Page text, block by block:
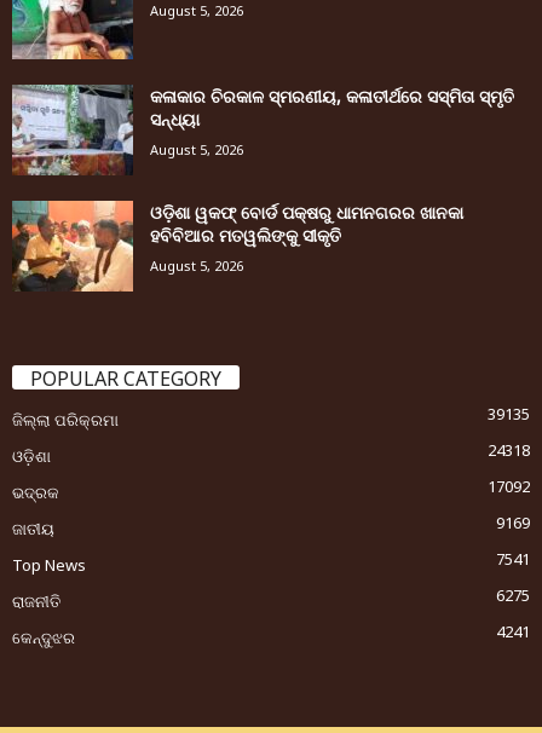
August 5, 2026
କଳାକାର ଚିରକାଳ ସ୍ମରଣୀୟ, କଳାତୀର୍ଥରେ ସସ୍ମିତା ସ୍ମୃତି
ସନ୍ଧ୍ୟା
August 5, 2026
ଓଡ଼ିଶା ୱକଫ୍ ବୋର୍ଡ ପକ୍ଷରୁ ଧାମନଗରର ଖାନକା
ହବିବିଆର ମତୱଲିଙ୍କୁ ସୀକୃତି
August 5, 2026
POPULAR CATEGORY
ଜିଲ୍ଲା ପରିକ୍ରମା
39135
ଓଡ଼ିଶା
24318
ଭଦ୍ରକ
17092
ଜାତୀୟ
9169
Top News
7541
ରାଜନୀତି
6275
କେନ୍ଦୁଝର
4241